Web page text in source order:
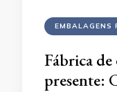
EMBALAGENS
Fábrica de
presente: